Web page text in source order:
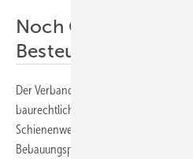
Noch Grauzonen bei
Besteuerung
Der Verband weist zudem auf
baurechtlicher Privilegien etwa
Schienenwegen entstehen
Bebauungsplan. Die steuerlichen